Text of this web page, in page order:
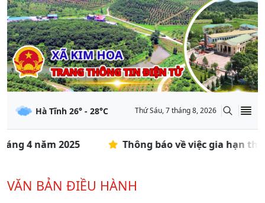
Hà Tĩnh 26° - 28°C Thứ Sáu, 7 tháng 8, 2026
4 năm 2025 Thông báo về việc gia hạn
VĂN BẢN ĐIỀU HÀNH